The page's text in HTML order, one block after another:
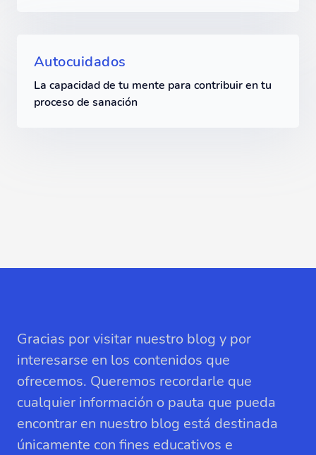
Autocuidados
La capacidad de tu mente para contribuir en tu
proceso de sanación
Gracias por visitar nuestro blog y por
interesarse en los contenidos que
ofrecemos. Queremos recordarle que
cualquier información o pauta que pueda
encontrar en nuestro blog está destinada
únicamente con fines educativos e